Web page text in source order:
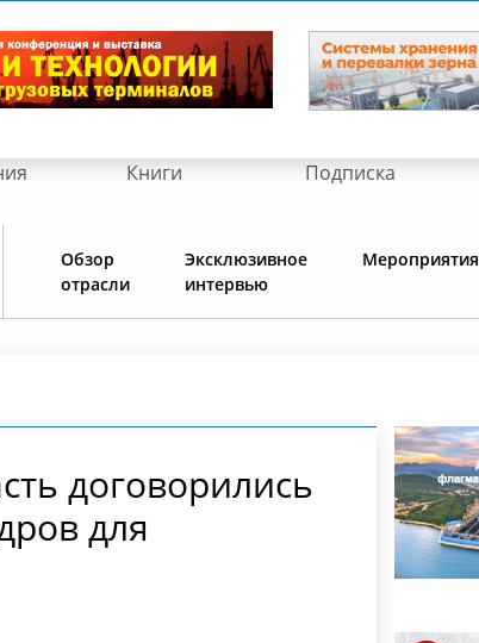
Книги Подписка
Обзор
отрасли
Эксклюзивное
интервью
Мероприятия
договорились
для